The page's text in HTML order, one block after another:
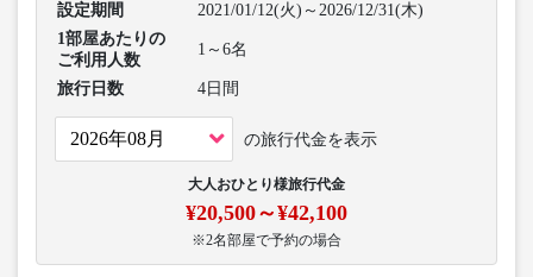
設定期間
2021/01/12(火)～2026/12/31(木)
1部屋あたりの
ご利用人数
1～6名
旅行日数 4日間
の旅行代金を表示
大人おひとり様旅行代金
¥20,500～¥42,100
※2名部屋で予約の場合